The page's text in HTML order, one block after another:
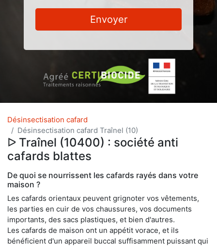
Envoyer
Désinsectisation cafard
Désinsectisation cafard Traînel (10)
ᐅ Traînel (10400) : société anti
cafards blattes
De quoi se nourrissent les cafards rayés dans votre
maison ?
Les cafards orientaux peuvent grignoter vos vêtements,
les parties en cuir de vos chaussures, vos documents
importants, des sacs plastiques, et bien d'autres.
Les cafards de maison ont un appétit vorace, et ils
bénéficient d'un appareil buccal suffisamment puissant qui